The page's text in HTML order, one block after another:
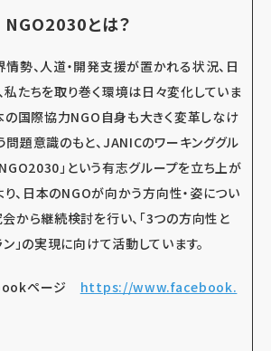
NGO2030とは？
勢、人道・開発支援が置かれる状況、日
私たちを取り巻く環境は日々変化していま
の国際協力NGO自身も大きく変革しなけ
問題意識のもと、JANICのワーキンググル
」という有志グループを立ち上が
り、日本のNGOが向かう方向性・姿につい
から継続検討を行い、「3つの方向性と
」の実現に向けて活動しています。
ページ https://www.facebook.